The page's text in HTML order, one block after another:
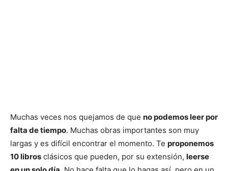
Muchas veces nos quejamos de que no podemos leer por
falta de tiempo. Muchas obras importantes son muy
largas y es difícil encontrar el momento. Te proponemos
10 libros clásicos que pueden, por su extensión, leerse